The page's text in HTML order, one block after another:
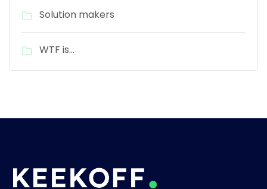
Solution makers
WTF is…